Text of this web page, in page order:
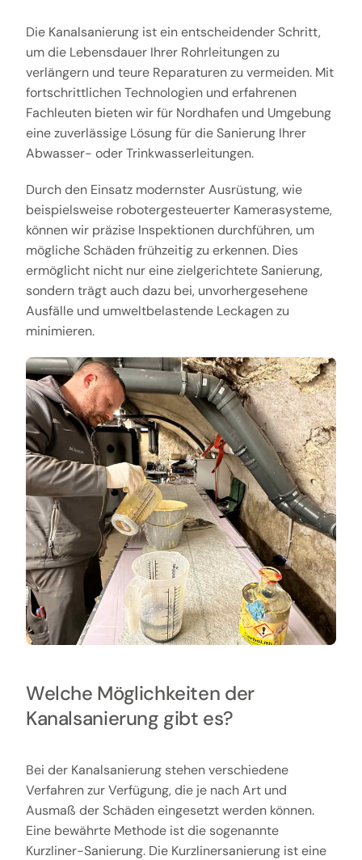
Die Kanalsanierung ist ein entscheidender Schritt,
um die Lebensdauer Ihrer Rohrleitungen zu
verlängern und teure Reparaturen zu vermeiden. Mit
fortschrittlichen Technologien und erfahrenen
Fachleuten bieten wir für Nordhafen und Umgebung
eine zuverlässige Lösung für die Sanierung Ihrer
Abwasser- oder Trinkwasserleitungen.
Durch den Einsatz modernster Ausrüstung, wie
beispielsweise robotergesteuerter Kamerasysteme,
können wir präzise Inspektionen durchführen, um
mögliche Schäden frühzeitig zu erkennen. Dies
ermöglicht nicht nur eine zielgerichtete Sanierung,
sondern trägt auch dazu bei, unvorhergesehene
Ausfälle und umweltbelastende Leckagen zu
minimieren.
Welche Möglichkeiten der
Kanalsanierung gibt es?
Bei der Kanalsanierung stehen verschiedene
Verfahren zur Verfügung, die je nach Art und
Ausmaß der Schäden eingesetzt werden können.
Eine bewährte Methode ist die sogenannte
Kurzliner-Sanierung. Die Kurzlinersanierung ist eine